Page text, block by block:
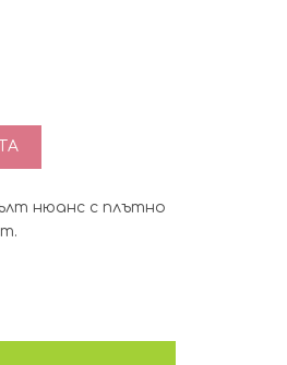
жълто“, 15 мл – нежен
нюанс с плътно